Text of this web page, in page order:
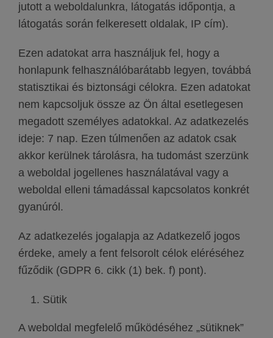
jutott a weboldalunkra, látogatás időpontja, a
látogatás során felkeresett oldalak, IP cím).
Ezen adatokat arra használjuk fel, hogy a
honlapunk felhasználóbarátabb legyen, továbbá
statisztikai és biztonsági célokra. Ezen adatokat
nem kapcsoljuk össze az Ön által esetlegesen
megadott személyes adatokkal. Az adatkezelés
ideje: 7 nap. Ezen túlmenően az adatok csak
akkor kerülnek tárolásra, ha tudomást szerzünk
a weboldal jogellenes használatával vagy a
weboldal elleni támadással kapcsolatos konkrét
gyanúról.
Az adatkezelés jogalapja az Adatkezelő jogos
érdeke, amely a fent felsorolt célok eléréséhez
fűződik (GDPR 6. cikk (1) bek. f) pont).
Sütik
A weboldal megfelelő működéséhez „sütiknek”